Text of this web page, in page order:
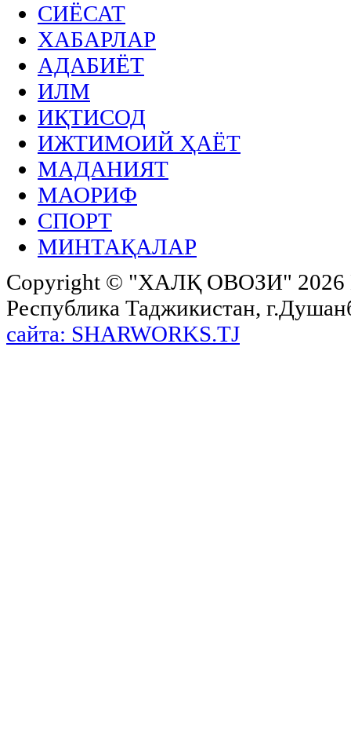
СИЁСАТ
ХАБАРЛАР
АДАБИЁТ
ИЛМ
ИҚТИСОД
ИЖТИМОИЙ ҲАЁТ
МАДАНИЯТ
МАОРИФ
СПОРТ
МИНТАҚАЛАР
Copyright © "ХАЛҚ ОВОЗИ"
Республика Таджикистан,
сайта: SHARWORKS.TJ